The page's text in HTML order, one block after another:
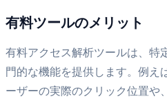
有料ツールのメリット
有料アクセス解析ツールは、特
門的な機能を提供します。例え
ーザーの実際のクリック位置や